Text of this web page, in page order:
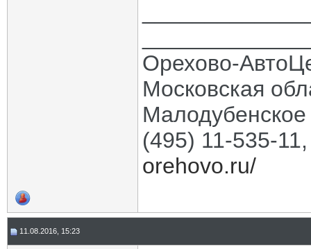
Орехово-
Московская
(495) 11-535-
orehovo.ru/
11.08.2016, 15:23